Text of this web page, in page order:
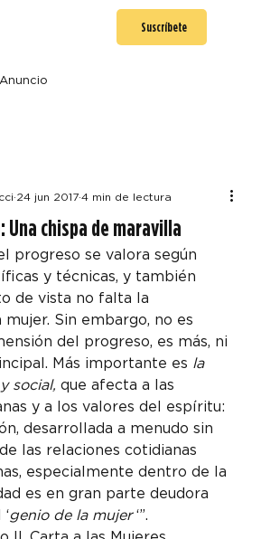
Suscríbete
Anuncio
chispa de maravilla
24 jun 2017 4 min de lectura
progreso se valora según
y técnicas, y también
de vista no falta la
Sin embargo, no es
del progreso, es más, ni
Más importante es la
social, que afecta a las
y a los valores del espíritu:
desarrollada a menudo sin
las relaciones cotidianas
especialmente dentro de la
es en gran parte deudora
genio de la mujer ‘”.